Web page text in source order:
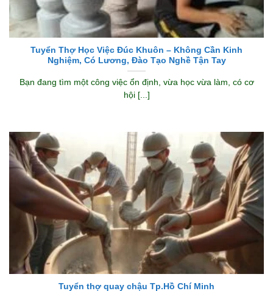
Tuyển Thợ Học Việc Đúc Khuôn – Không Cần Kinh
Nghiệm, Có Lương, Đào Tạo Nghề Tận Tay
Bạn đang tìm một công việc ổn định, vừa học vừa làm, có cơ
hội [...]
Tuyển thợ quay chậu Tp.Hồ Chí Minh